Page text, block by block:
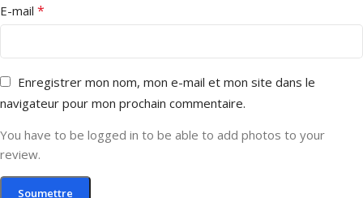
E-mail *
Enregistrer mon nom, mon e-mail et mon site dans le
navigateur pour mon prochain commentaire.
You have to be logged in to be able to add photos to your
review.